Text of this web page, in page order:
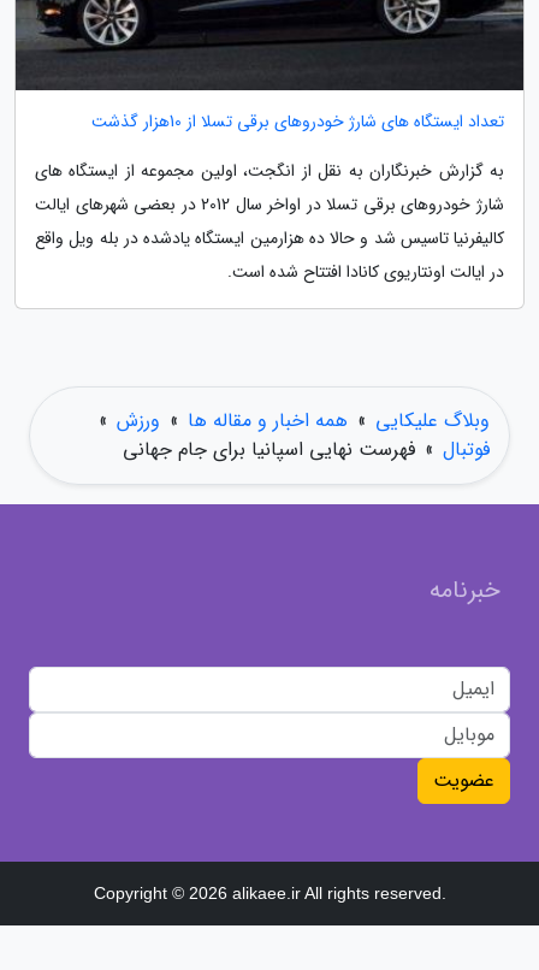
تعداد ایستگاه های شارژ خودروهای برقی تسلا از 10هزار گذشت
به گزارش خبرنگاران به نقل از انگجت، اولین مجموعه از ایستگاه های
شارژ خودروهای برقی تسلا در اواخر سال 2012 در بعضی شهرهای ایالت
کالیفرنیا تاسیس شد و حالا ده هزارمین ایستگاه یادشده در بله ویل واقع
در ایالت اونتاریوی کانادا افتتاح شده است.
وبلاگ علیکایی » همه اخبار و مقاله ها » ورزش »
فوتبال » فهرست نهایی اسپانیا برای جام جهانی
خبرنامه
عضویت
Copyright © 2026 alikaee.ir All rights reserved.